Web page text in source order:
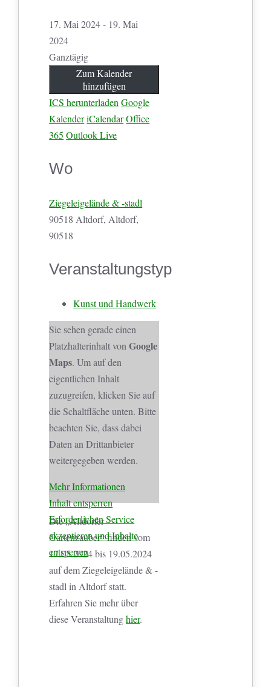
17. Mai 2024 - 19. Mai
2024
Ganztägig
Zum Kalender
hinzufügen
ICS herunterladen Google
KalenderiCalendarOffice
365 Outlook Live
Wo
Ziegeleigelände & -stadl
90518 Altdorf, Altdorf,
90518
Veranstaltungstyp
Kunst und Handwerk
Sie sehen gerade einen
Platzhalterinhalt vonGoogle
Maps. Um auf den
eigentlichen Inhalt
zuzugreifen, klicken Sie auf
die Schaltfläche unten. Bitte
beachten Sie, dass dabei
Daten an Drittanbieter
weitergegeben werden.
Mehr Informationen
Inhalt entsperren
Erforderlichen Service
akzeptieren und Inhalte
entsperren
Die „Altdorfer
Gartenzauber“ finden vom
17.05.2024 bis 19.05.2024
auf dem Ziegeleigelände & -
stadl in Altdorf statt.
Erfahren Sie mehr über
diese Veranstaltunghier.